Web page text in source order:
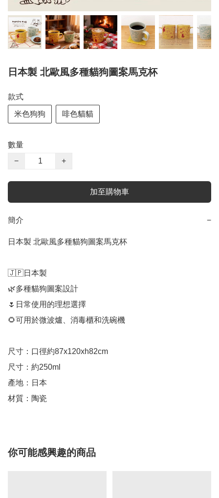
日本製 北歐風多種貓狗圖案馬克杯
款式
米色狗狗 啡色貓貓
數量
−
+
加至購物車
簡介 −
日本製 北歐風多種貓狗圖案馬克杯
🇯🇵日本製
🌿多種貓狗圖案設計
🌷日常使用的理想選擇
🌻可用於微波爐、消毒櫃和洗碗機
尺寸：口徑約87x120xh82cm
尺寸：約250ml
產地：日本
你可能感興趣的商品